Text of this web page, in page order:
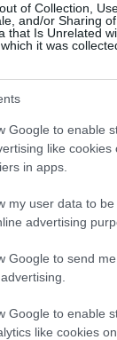
of Collection,
and/or Sharing
that Is Unrelated
it was
Google to enable
like cookies
in apps.
my user data to
advertising
Google to send me
Google to enable
like cookies
y repartió 10
y 1,4 pases
profesional en
19 partidos en
en la
, con
en el
(8 goles y 4
el juego ha